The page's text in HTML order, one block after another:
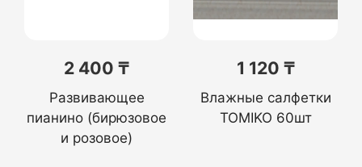
2 400 ₸
Развивающее
пианино (бирюзовое
и розовое)
1 120 ₸
Влажные салфетки
TOMIKO 60шт